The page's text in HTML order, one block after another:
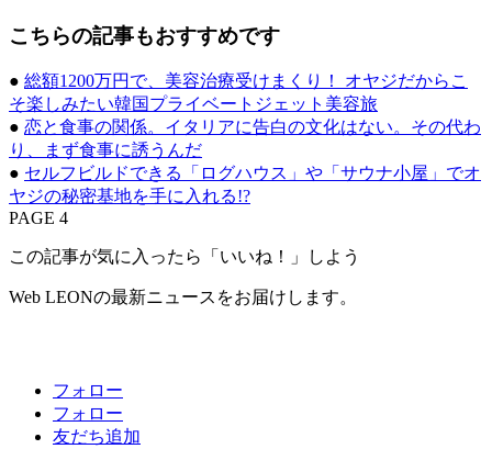
こちらの記事もおすすめです
● 総額1200万円で、美容治療受けまくり！ オヤジだからこ
そ楽しみたい韓国プライベートジェット美容旅
● 恋と食事の関係。イタリアに告白の文化はない。その代わ
り、まず食事に誘うんだ
● セルフビルドできる「ログハウス」や「サウナ小屋」でオ
ヤジの秘密基地を手に入れる!?
PAGE 4
この記事が気に入ったら「いいね！」しよう
Web LEONの最新ニュースをお届けします。
フォロー
フォロー
友だち追加